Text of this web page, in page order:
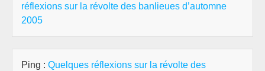
réflexions sur la révolte des banlieues d’automne
2005
Ping : Quelques réflexions sur la révolte des